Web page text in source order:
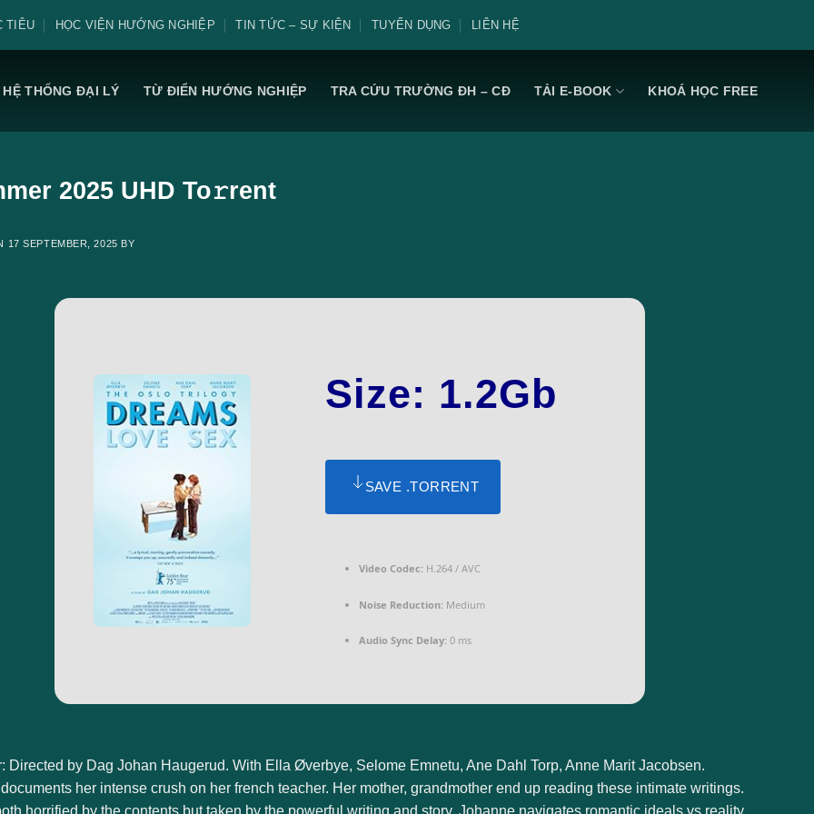
TIÊU HỌC VIỆN HƯỚNG NGHIỆP TIN TỨC – SỰ KIỆN TUYỂN DỤNG LIÊN HỆ
HỆ THỐNG ĐẠI LÝ TỪ ĐIỂN HƯỚNG NGHIỆP TRA CỨU TRƯỜNG ĐH – CĐ TẢI E-BOOK KHOÁ HỌC FREE
2025 UHD To𝚛rent
17 SEPTEMBER, 2025 BY
Size: 1.2Gb
SAVE .TORRENT
Video Codec:H.264 / AVC
Noise Reduction:Medium
Audio Sync Delay:0 ms
Directed by Dag Johan Haugerud. With Ella Øverbye, Selome Emnetu, Ane Dahl Torp, Anne Marit Jacobsen.
her intense crush on her french teacher. Her mother, grandmother end up reading these intimate writings.
horrified by the contents but taken by the powerful writing and story. Johanne navigates romantic ideals vs reality,